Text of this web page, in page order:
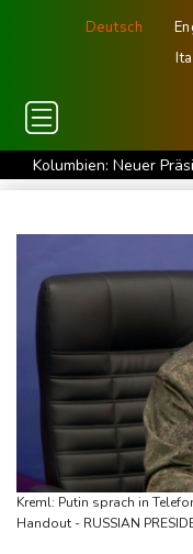
Deutsch
Kolumbien: Neuer
gegen Drogengewalt
Trump spricht nach
Abholzung im
Jahrzehnt
Frei: Über Beteiligung
in Sachsen-Anhalt
US-Senat stimmt für
Russland
"Rente mit 63":
Kreml: Putin sprach in
Handout - RUSSIAN